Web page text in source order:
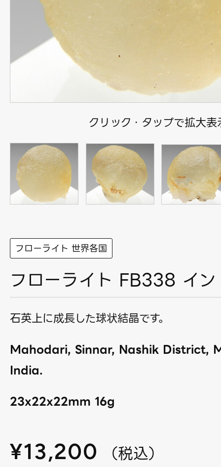
クリック・タップで拡大表
フローライト 世界各国
フローライト FB338 イ
石英上に成長した球状結晶です。
Mahodari, Sinnar, Nashik District,
India.
23x22x22mm 16g
¥13,200 （税込）